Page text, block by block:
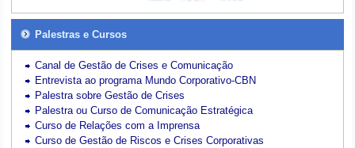
Palestras e Cursos
Canal de Gestão de Crises e Comunicação
Entrevista ao programa Mundo Corporativo-CBN
Palestra sobre Gestão de Crises
Palestra ou Curso de Comunicação Estratégica
Curso de Relações com a Imprensa
Curso de Gestão de Riscos e Crises Corporativas